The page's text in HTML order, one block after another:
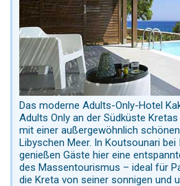
Das moderne Adults-Only-Hotel
Adults Only an der Südküste
mit einer außergewöhnlich
Libyschen Meer. In Koutsounari bei
genießen Gäste hier eine
des Massentourismus – ideal für
die Kreta von seiner sonnigen und